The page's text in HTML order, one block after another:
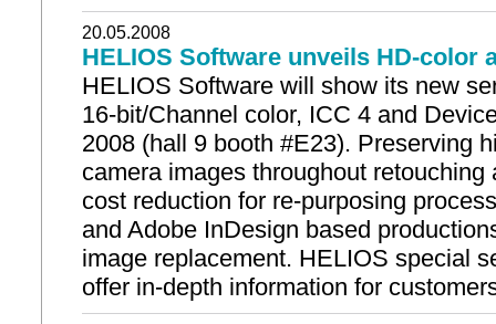
20.05.2008
HELIOS Software unveils HD-color
HELIOS Software will show its new
16-bit/Channel color, ICC 4 and
2008 (hall 9 booth #E23). Preserving
camera images throughout retouching
cost reduction for re-purposing
and Adobe InDesign based
image replacement. HELIOS special
offer in-depth information for